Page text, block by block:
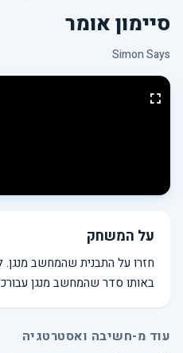
סיימון אומר
Simon Says
על המשחק
חזרו על התבנית שהמחשב מנגן.
באותו סדר שהמחשב מנגן
עוד מ-חשיבה ואסטרטגיה